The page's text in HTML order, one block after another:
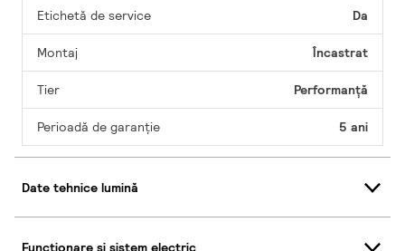
Etichetă de service Da
Montaj Încastrat
Tier Performanță
Perioadă de garanţie 5 ani
Date tehnice lumină
Funcționare și sistem electric